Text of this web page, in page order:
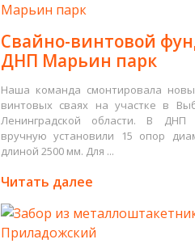
Свайно-винтовой
ДНП Марьин парк
Наша команда смонтировала
винтовых сваях на участке в
Ленинградской области. В ДНП
вручную установили 15 опор
длиной 2500 мм. Для ...
Читать далее